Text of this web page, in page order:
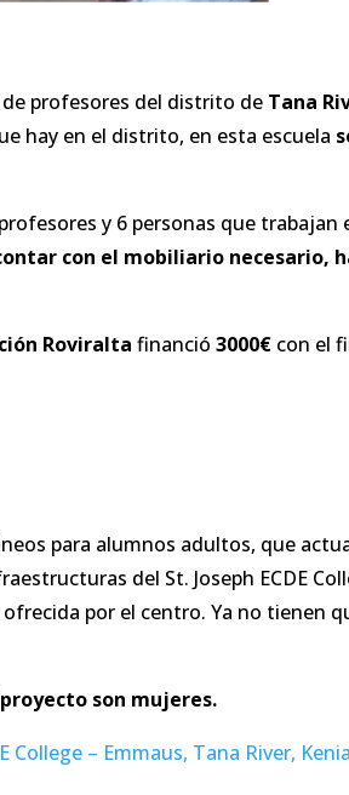
profesores del distrito de Tana
hay en el distrito, en esta escuela
y 6 personas que
con el mobiliario necesario,
Roviralta financió 3000€con el
para alumnos adultos, que
del St. Joseph ECDE
por el centro. Ya no tienen
son mujeres.
College – Emmaus, Tana River, Kenia